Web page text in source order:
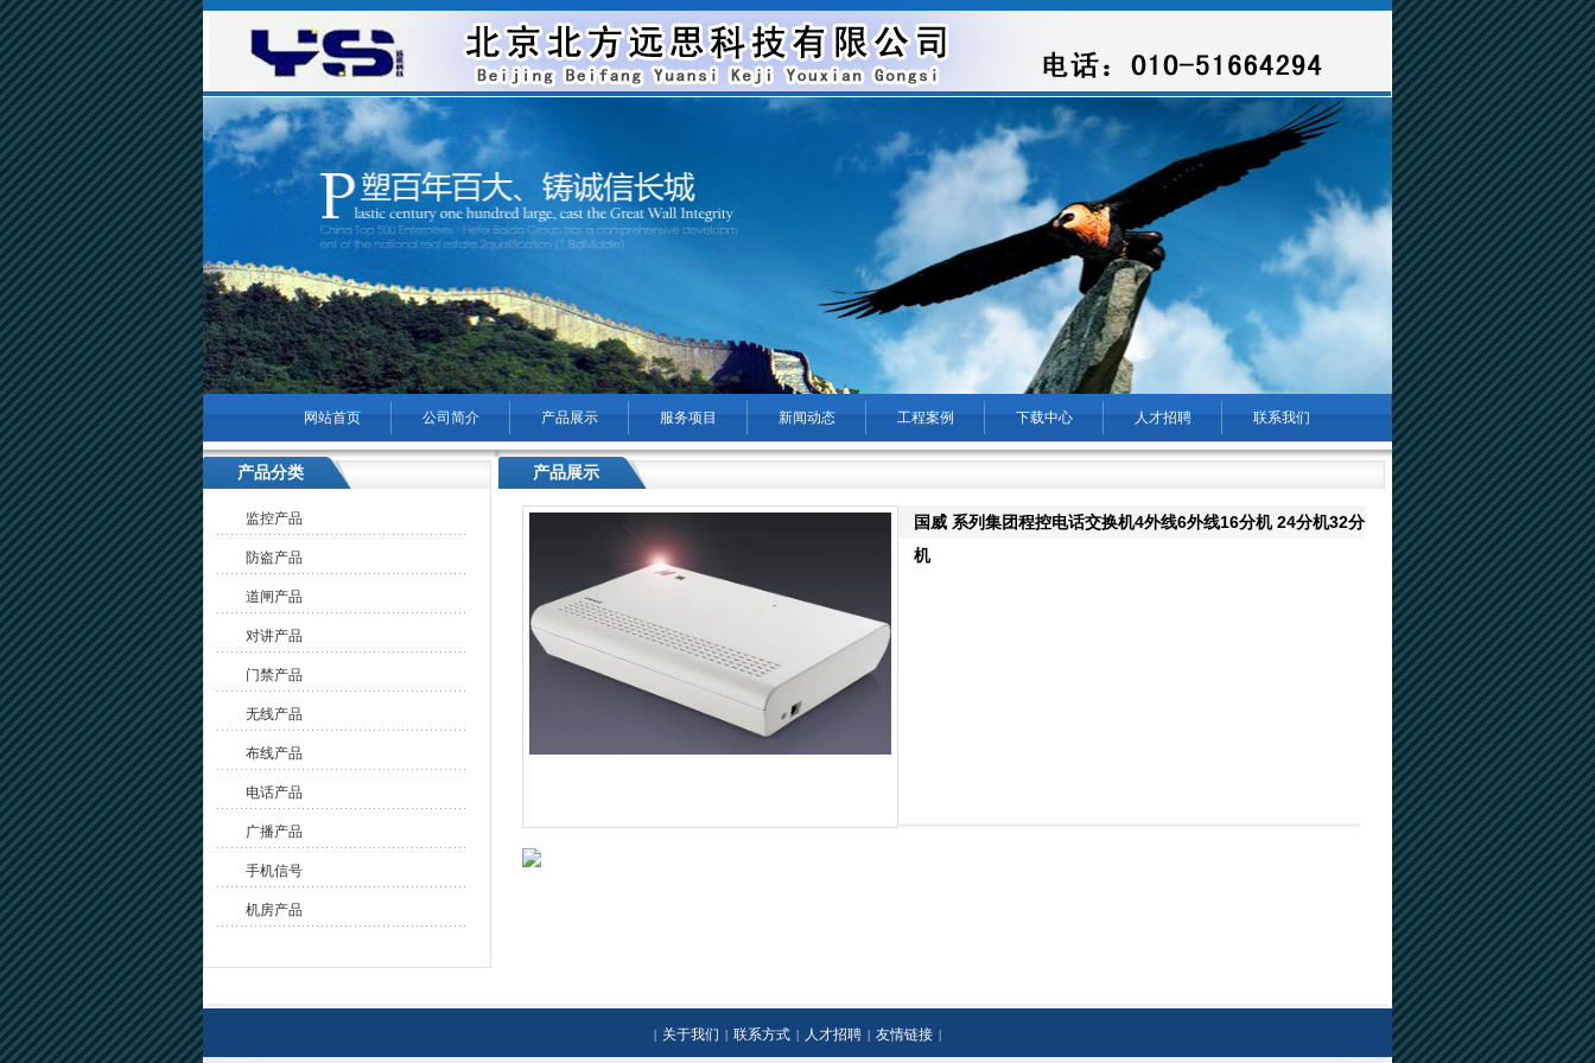
网站首页 公司简介 产品展示 服务项目 新闻动态 工程案例 下载中心 人才招聘
联系我们
菜单名称
产品分类
监控产品
防盗产品
道闸产品
对讲产品
门禁产品
无线产品
布线产品
电话产品
广播产品
手机信号
机房产品
产品展示
您现在的位置：海淀区无线网络覆盖安装公司-海淀区安防监控安装维修维护公司-海淀区门禁安装维修公司-首选北方远思>产品
> 国威 系列集团程控电话交换机4外线6外线16分机 24分机32分机
国威 系列集团程控电话交换机4外线6外线16分机 24分机32分
机
| 关于我们 | 联系方式 | 人才招聘 | 友情链接 |